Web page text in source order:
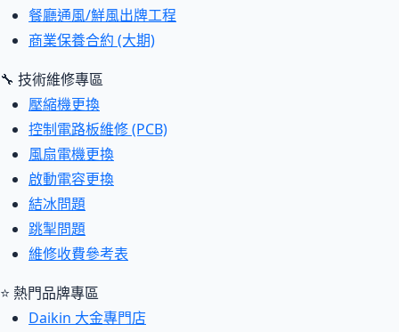
餐廳通風/鮮風出牌工程
商業保養合約 (大期)
🔧 技術維修專區
壓縮機更換
控制電路板維修 (PCB)
風扇電機更換
啟動電容更換
結冰問題
跳掣問題
維修收費參考表
⭐ 熱門品牌專區
Daikin 大金專門店